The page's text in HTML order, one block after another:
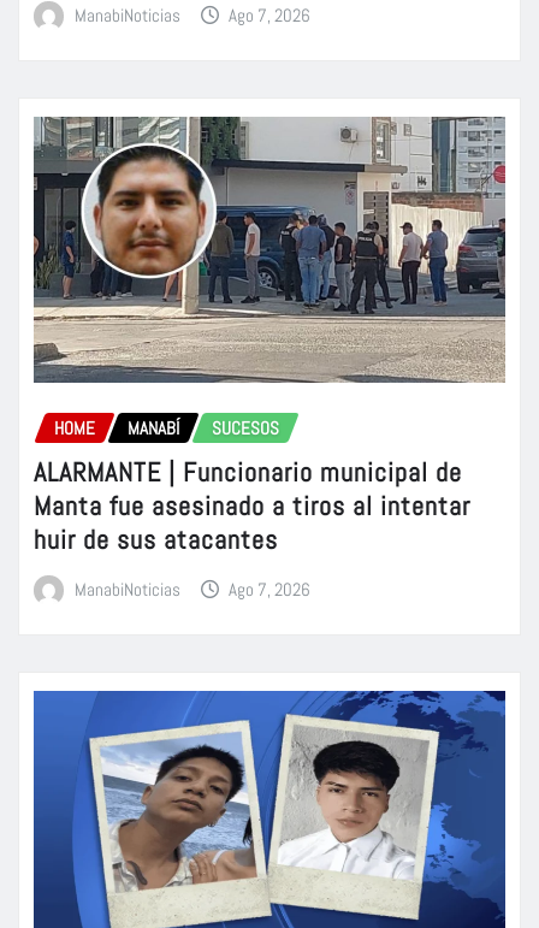
ManabiNoticias Ago 7, 2026
HOME MANABÍ SUCESOS
ALARMANTE | Funcionario municipal de
Manta fue asesinado a tiros al intentar
huir de sus atacantes
ManabiNoticias Ago 7, 2026